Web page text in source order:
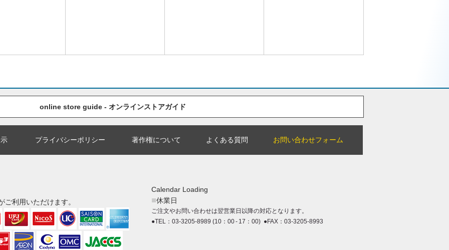
online store guide - オンラインストアガイド
プライバシーポリシー 著作権について よくある質問 お問い合わせフォーム
利用いただけます。
Calendar Loading
■休業日
ご注文やお問い合わせは翌営業日以降の対応となります。
●TEL：03-3205-8989 (10：00 - 17：00) ●FAX：03-3205-8993